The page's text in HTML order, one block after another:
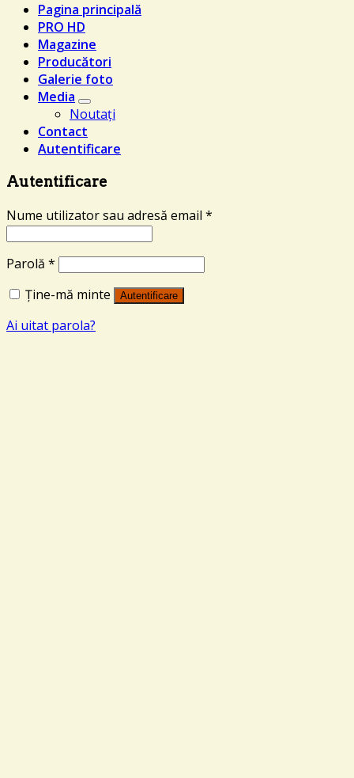
Pagina principală
PRO HD
Magazine
Producători
Galerie foto
Media
Noutați
Contact
Autentificare
Autentificare
Nume utilizator sau adresă email *
Parolă *
Ține-mă minte
Autentificare
Ai uitat parola?